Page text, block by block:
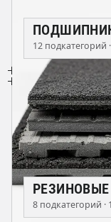
12 подкатегорий
8 подкатегорий ·